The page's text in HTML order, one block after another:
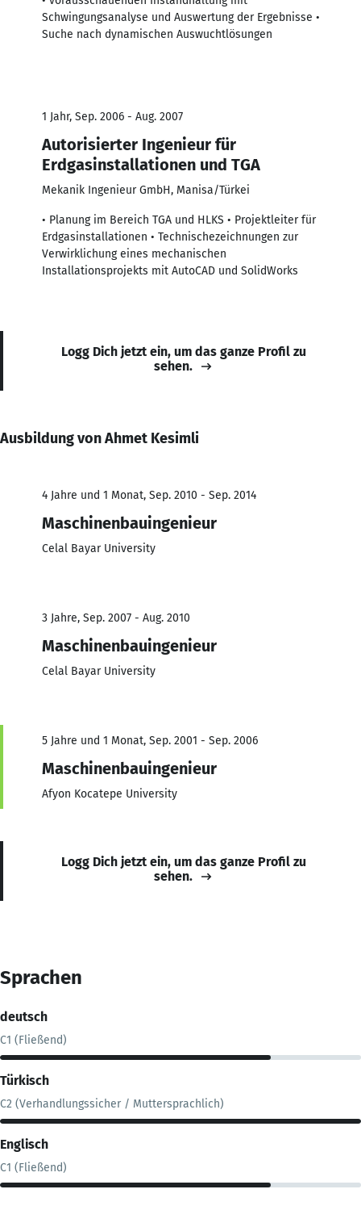
Schwingungsanalyse und Auswertung der Ergebnisse •
Suche nach dynamischen Auswuchtlösungen
1 Jahr, Sep. 2006 - Aug. 2007
Autorisierter Ingenieur für
Erdgasinstallationen und TGA
Mekanik Ingenieur GmbH, Manisa/Türkei
• Planung im Bereich TGA und HLKS • Projektleiter für
Erdgasinstallationen • Technischezeichnungen zur
Verwirklichung eines mechanischen
Installationsprojekts mit AutoCAD und SolidWorks
Logg Dich jetzt ein, um das ganze Profil zu
sehen.
Ausbildung von Ahmet Kesimli
4 Jahre und 1 Monat, Sep. 2010 - Sep. 2014
Maschinenbauingenieur
Celal Bayar University
3 Jahre, Sep. 2007 - Aug. 2010
Maschinenbauingenieur
Celal Bayar University
5 Jahre und 1 Monat, Sep. 2001 - Sep. 2006
Maschinenbauingenieur
Afyon Kocatepe University
Logg Dich jetzt ein, um das ganze Profil zu
sehen.
Sprachen
deutsch
C1 (Fließend)
Türkisch
C2 (Verhandlungssicher / Muttersprachlich)
Englisch
C1 (Fließend)